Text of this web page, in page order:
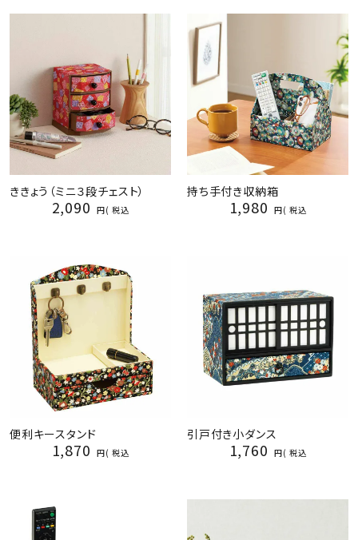
ききょう（ミニ３段チェスト）
2,090 税込
持ち手付き収納箱
1,980 税込
便利キースタンド
1,870 税込
引戸付き小ダンス
1,760 税込